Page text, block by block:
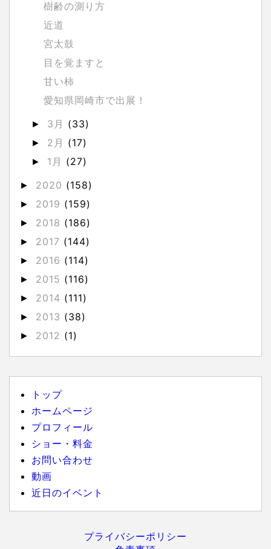
樹齢の測り方
近道
宮太鼓
目を覚ますと
甘い柿
愛知県岡崎市で出展！
► 3月 (33)
► 2月 (17)
► 1月 (27)
► 2020 (158)
► 2019 (159)
► 2018 (186)
► 2017 (144)
► 2016 (114)
► 2015 (116)
► 2014 (111)
► 2013 (38)
► 2012 (1)
トップ
ホームページ
プロフィール
ショー・料金
お問い合わせ
動画
近日のイベント
プライバシーポリシー